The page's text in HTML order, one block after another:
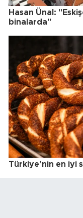
Hasan Ünal:
binalarda"
Türkiye’nin en iyi